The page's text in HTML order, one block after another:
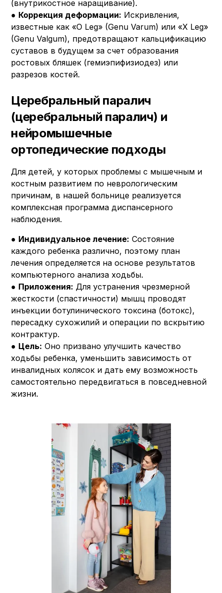
(внутрикостное наращивание).
● Коррекция деформации: Искривления,
известные как «O Leg» (Genu Varum) или «X Leg»
(Genu Valgum), предотвращают кальцификацию
суставов в будущем за счет образования
ростовых бляшек (гемиэпифизиодез) или
разрезов костей.
Церебральный паралич
(церебральный паралич) и
нейромышечные
ортопедические подходы
Для детей, у которых проблемы с мышечным и
костным развитием по неврологическим
причинам, в нашей больнице реализуется
комплексная программа диспансерного
наблюдения.
● Индивидуальное лечение: Состояние
каждого ребенка различно, поэтому план
лечения определяется на основе результатов
компьютерного анализа ходьбы.
● Приложения: Для устранения чрезмерной
жесткости (спастичности) мышц проводят
инъекции ботулинического токсина (ботокс),
пересадку сухожилий и операции по вскрытию
контрактур.
● Цель: Оно призвано улучшить качество
ходьбы ребенка, уменьшить зависимость от
инвалидных колясок и дать ему возможность
самостоятельно передвигаться в повседневной
жизни.